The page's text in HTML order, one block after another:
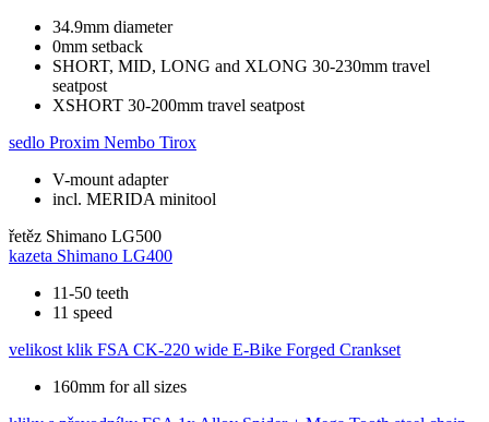
34.9mm diameter
0mm setback
SHORT, MID, LONG and XLONG 30-230mm travel
seatpost
XSHORT 30-200mm travel seatpost
sedlo Proxim Nembo Tirox
V-mount adapter
incl. MERIDA minitool
řetěz Shimano LG500
kazeta Shimano LG400
11-50 teeth
11 speed
velikost klik FSA CK-220 wide E-Bike Forged Crankset
160mm for all sizes